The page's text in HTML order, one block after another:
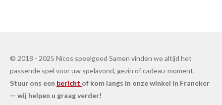
© 2018 - 2025 Nicos speelgoed Samen vinden we altijd het
passende spel voor uw spelavond, gezin of cadeau-moment.
Stuur ons een bericht of kom langs in onze winkel in Franeker
— wij helpen u graag verder!